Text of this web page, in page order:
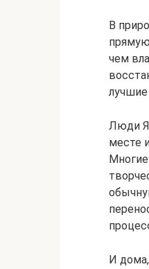
В
чем
лучшие
Люди
месте
И